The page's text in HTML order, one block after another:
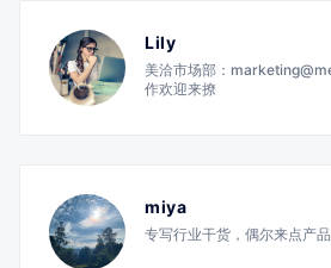
Lily
美洽市场部：
作欢迎来撩
miya
专写行业干货，偶尔来点产